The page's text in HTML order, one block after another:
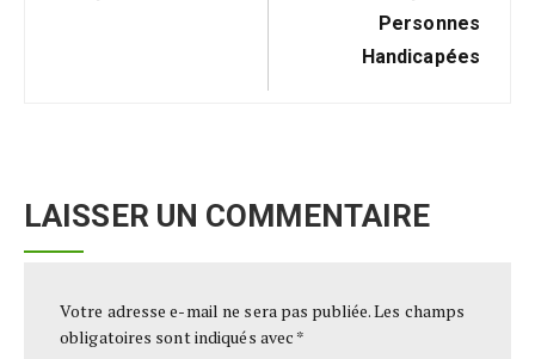
Personnes
Handicapées
LAISSER UN COMMENTAIRE
Votre adresse e-mail ne sera pas publiée.Les champs
obligatoires sont indiqués avec *